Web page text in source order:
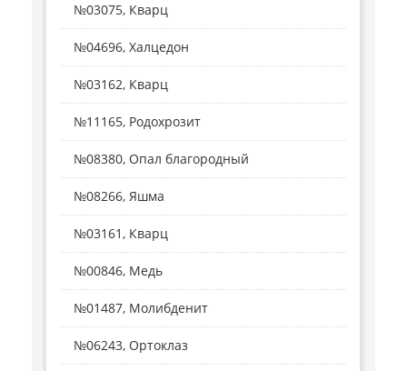
№03075, Кварц
№04696, Халцедон
№03162, Кварц
№11165, Родохрозит
№08380, Опал благородный
№08266, Яшма
№03161, Кварц
№00846, Медь
№01487, Молибденит
№06243, Ортоклаз